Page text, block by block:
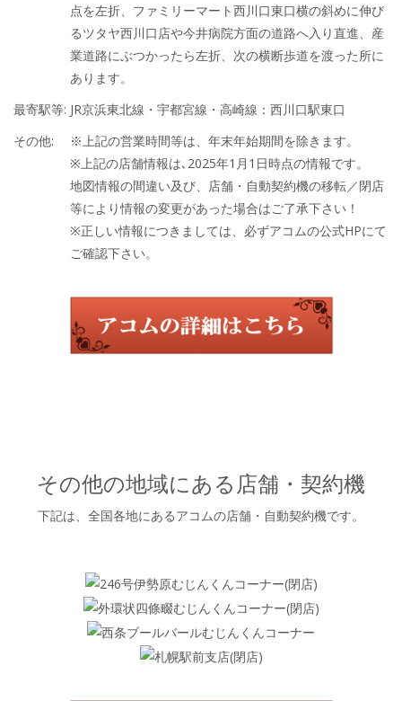
点を左折、ファミリーマート西川口東口横の斜めに伸び
るツタヤ西川口店や今井病院方面の道路へ入り直進、産
業道路にぶつかったら左折、次の横断歩道を渡った所に
あります。
最寄駅等: JR京浜東北線・宇都宮線・高崎線：西川口駅東口
その他:
※上記の営業時間等は、年末年始期間を除きます。
※上記の店舗情報は､2025年1月1日時点の情報です。
地図情報の間違い及び、店舗・自動契約機の移転／閉店
等により情報の変更があった場合はご了承下さい！
※正しい情報につきましては、必ずアコムの公式HPにて
ご確認下さい。
その他の地域にある店舗・契約機
下記は、全国各地にあるアコムの店舗・自動契約機です。